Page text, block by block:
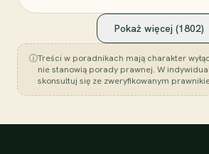
Pokaż więcej (1802)
ⓘTreści w poradnikach mają charakter
nie stanowią porady prawnej. W
skonsultuj się ze zweryfikowanym